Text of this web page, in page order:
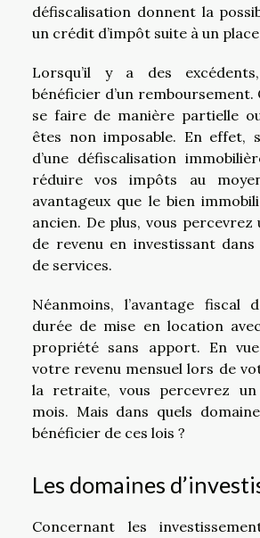
défiscalisation donnent la
un crédit d’impôt suite à un
Lorsqu’il y a des
bénéficier d’un
se faire de manière partielle
êtes non imposable. En effet,
d’une défiscalisation
réduire vos impôts au
avantageux que le bien
ancien. De plus, vous
de revenu en investissant dans
de services.
Néanmoins, l’avantage fiscal
durée de mise en location
propriété sans apport. En
votre revenu mensuel lors de
la retraite, vous percevrez
mois. Mais dans quels
bénéficier de ces lois ?
Les domaines
Concernant les